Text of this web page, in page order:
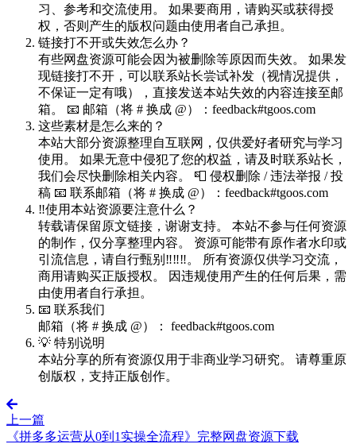
习、参考和交流使用。 如果要商用，请购买或获得授
权，否则产生的版权问题由使用者自己承担。
链接打不开或失效怎么办？
有些网盘资源可能会因为被删除等原因而失效。 如果发
现链接打不开，可以联系站长尝试补发（视情况提供，
不保证一定有哦），直接发送本站失效的内容连接至邮
箱。 📧 邮箱（将 # 换成 @）：feedback#tgoos.com
这些素材是怎么来的？
本站大部分资源整理自互联网，仅供爱好者研究与学习
使用。 如果无意中侵犯了您的权益，请及时联系站长，
我们会尽快删除相关内容。 📮 侵权删除 / 违法举报 / 投
稿 📧 联系邮箱（将 # 换成 @）：feedback#tgoos.com
‼️使用本站资源要注意什么？
转载请保留原文链接，谢谢支持。 本站不参与任何资源
的制作，仅分享整理内容。 资源可能带有原作者水印或
引流信息，请自行甄别‼️‼️‼️。 所有资源仅供学习交流，
商用请购买正版授权。 因违规使用产生的任何后果，需
由使用者自行承担。
📧 联系我们
邮箱（将 # 换成 @）： feedback#tgoos.com
💡 特别说明
本站分享的所有资源仅用于非商业学习研究。 请尊重原
创版权，支持正版创作。
上一篇
《拼多多运营从0到1实操全流程》完整网盘资源下载